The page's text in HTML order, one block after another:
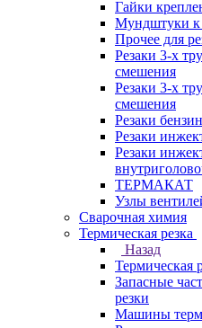
Гайки
Мундштуки к
Прочее для
Резаки 3-х
смешения
Резаки 3-х
смешения
Резаки
Резаки
Резаки
ТЕРМАКАТ
Узлы
Сварочная химия
Термическая резка
Назад
Термическая
Запасные
резки
Машины